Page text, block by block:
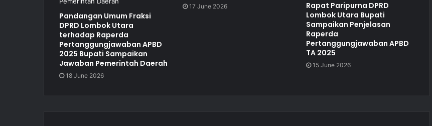
Pandangan Umum Fraksi
DPRD Lombok Utara
terhadap Raperda
Pertanggungjawaban APBD
2025 Bupati Sampaikan
Jawaban Pemerintah Daerah
18 June 2026
17 June 2026
Rapat Paripurna DPRD
Lombok Utara Bupati
Sampaikan Penjelasan
Raperda
Pertanggungjawaban APBD
TA 2025
15 June 2026